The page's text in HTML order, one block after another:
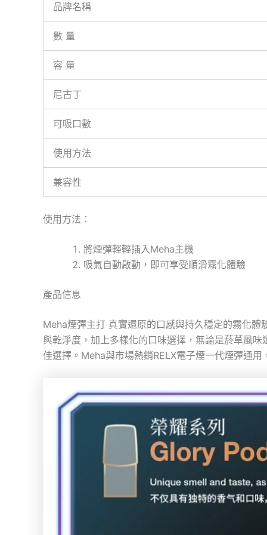
品牌名稱
數 量
容 量
尼古丁
可吸口數
使用方法
兼容性
使用方法：
將煙彈輕輕插入Meha主機
吸氣自動啟動，即可享受順滑霧化體驗
產品信息
Meha煙彈主打 真實還原的口感與持久穩定的霧化
與乾淨度，加上多樣化的口味選擇，無論是菸草風
佳選擇。Meha與市場熱銷RELX電子煙一代煙彈通